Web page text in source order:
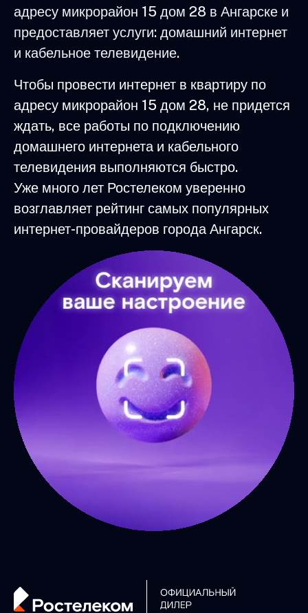
адресу микрорайон 15 дом 28 в Ангарске и
предоставляет услуги: домашний интернет
и кабельное телевидение.
Чтобы провести интернет в квартиру по
адресу микрорайон 15 дом 28, не придется
ждать, все работы по подключению
домашнего интернета и кабельного
телевидения выполняются быстро.
Уже много лет Ростелеком уверенно
возглавляет рейтинг самых популярных
интернет-провайдеров города Ангарск.